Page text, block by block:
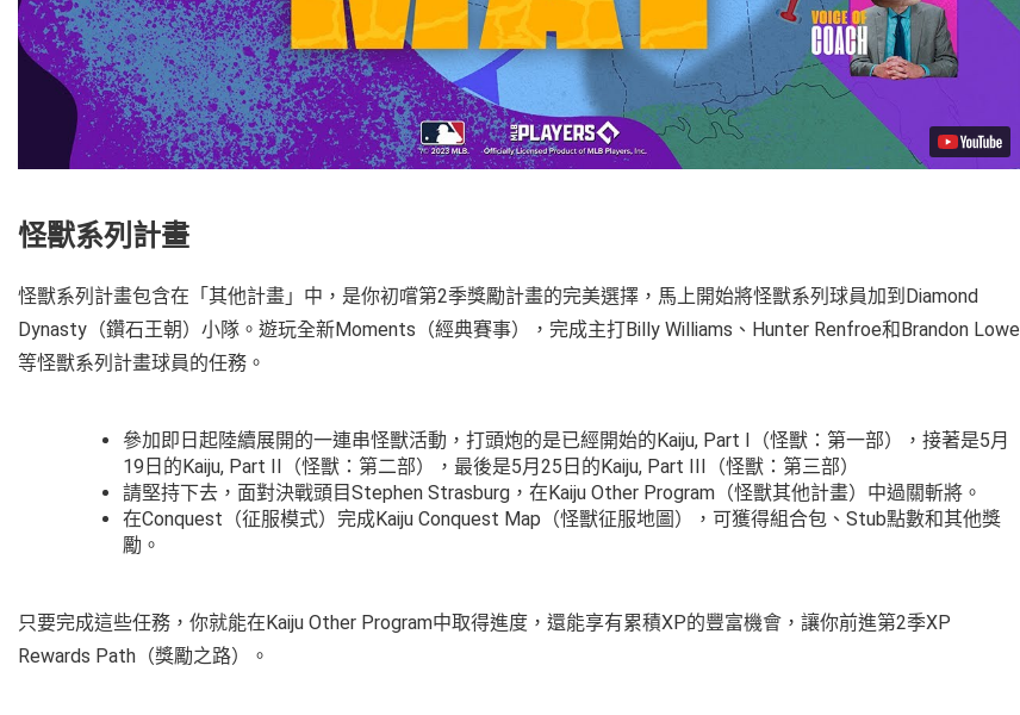
怪獸系列計畫
怪獸系列計畫包含在「其他計畫」中，是你初嚐第2季獎勵計畫的完美選擇，馬上開始將怪獸系列球員加到Diamond
Dynasty（鑽石王朝）小隊。遊玩全新Moments（經典賽事），完成主打Billy Williams、Hunter Renfroe和Brandon Lowe
等怪獸系列計畫球員的任務。
參加即日起陸續展開的一連串怪獸活動，打頭炮的是已經開始的Kaiju, Part I（怪獸：第一部），接著是5月
19日的Kaiju, Part II（怪獸：第二部），最後是5月25日的Kaiju, Part III（怪獸：第三部）
請堅持下去，面對決戰頭目Stephen Strasburg，在Kaiju Other Program（怪獸其他計畫）中過關斬將。
在Conquest（征服模式）完成Kaiju Conquest Map（怪獸征服地圖），可獲得組合包、Stub點數和其他獎
勵。
只要完成這些任務，你就能在Kaiju Other Program中取得進度，還能享有累積XP的豐富機會，讓你前進第2季XP
Rewards Path（獎勵之路）。